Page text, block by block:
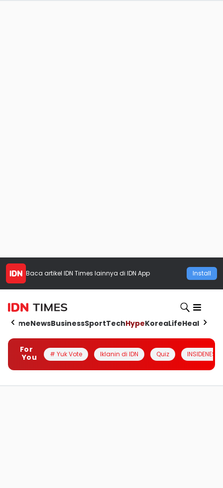
Baca artikel IDN Times lainnya di IDN App Install
HomeNewsBusinessSportTechHypeKoreaLifeHealth
For
You
# Yuk Vote Iklanin di IDN Quiz INSIDENESIA